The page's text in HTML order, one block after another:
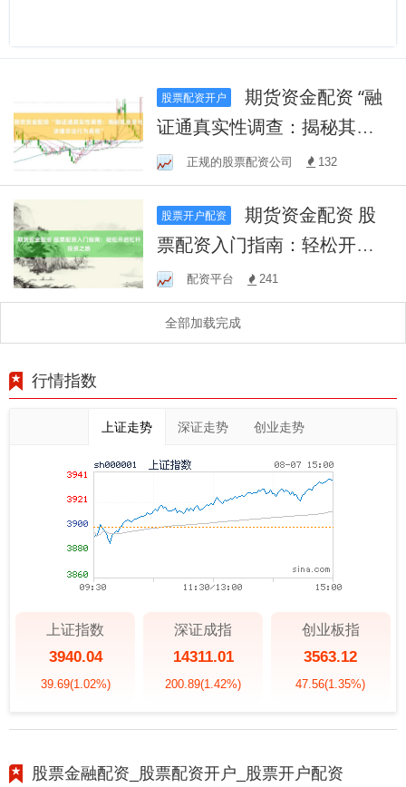
股票配资开户
期货资金配资 “融
证通真实性调查：揭秘其业
务与涉嫌非法行为真相”
正规的股票配资公司 132
股票开户配资
期货资金配资 股
票配资入门指南：轻松开启
杠杆投资之旅
配资平台 241
全部加载完成
行情指数
上证走势 深证走势 创业走势
上证指数
3940.04
39.69(1.02%)
深证成指
14311.01
200.89(1.42%)
创业板指
3563.12
47.56(1.35%)
股票金融配资_股票配资开户_股票开户配资